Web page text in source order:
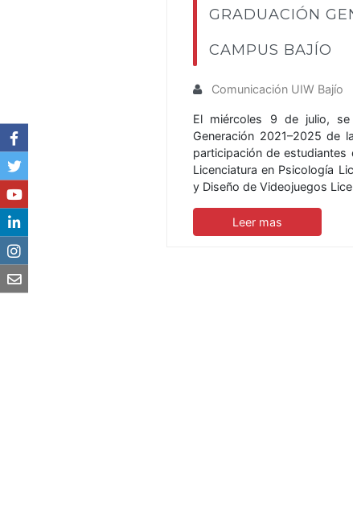
GRADUACIÓN
CAMPUS BAJÍO
Comunicación UIW Bajío
El miércoles 9 de julio,
Generación 2021–2025 de
participación de
Licenciatura en Psicología
y Diseño de Videojuegos
Leer mas